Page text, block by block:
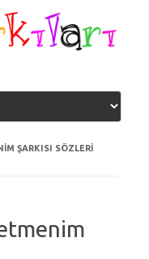
ŞARKISI SÖZLERI